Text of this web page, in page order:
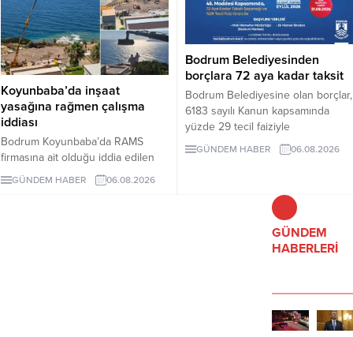
Koyunbaba’da inşaat
yasağına rağmen çalışma
iddiası
Bodrum Koyunbaba’da RAMS
firmasına ait olduğu iddia edilen
alanda, inşaat yasağı döneminde
peyzaj, yol yapımı ve satıh
GÜNDEM HABER 06.08.2026
Bodrum Belediyesinden
borçlara 72 aya kadar taksit
Bodrum Belediyesine olan borçlar,
6183 sayılı Kanun kapsamında
yüzde 29 tecil faiziyle
taksitlendirilebilecek. Gerçek
kişiler için 48 aya, belirli koşulları
başvuru tarihi 31 Ağustos 2026.
GÜNDEM HABER 06.08.2026
GÜNDEM
HABERLERİ